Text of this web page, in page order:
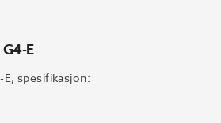
E
E, spesifikasjon: